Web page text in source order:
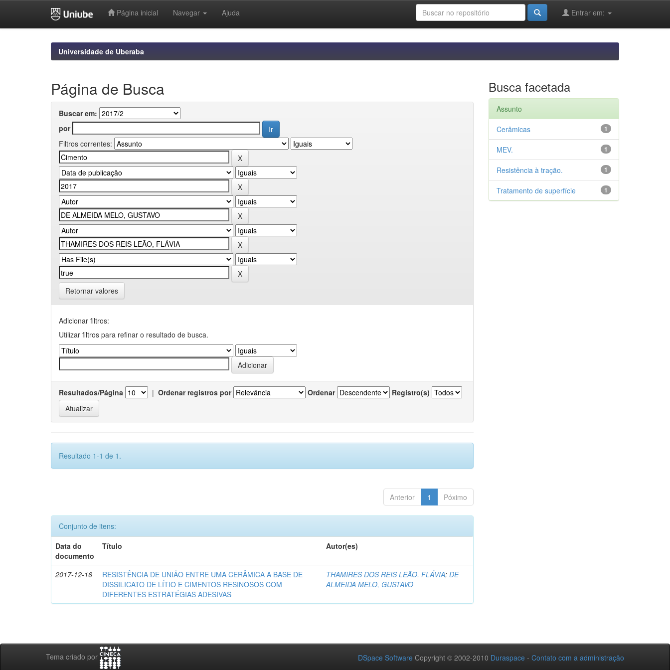
Página inicial Navegar Ajuda Entrar em:
Universidade de Uberaba
Página de Busca
Buscar em:
por
Filtros correntes:
Retornar valores
Adicionar filtros:
Utilizar filtros para refinar o resultado de busca.
Resultados/Página | Ordenar registros por Ordenar Registro(s)
Resultado 1-1 de 1.
Anterior 1 Póximo
Conjunto de itens:
Data do
documento
Título Autor(es)
2017-12-16
RESISTÊNCIA DE UNIÃO ENTRE UMA CERÂMICA A BASE DE
DISSILICATO DE LÍTIO E CIMENTOS RESINOSOS COM
DIFERENTES ESTRATÉGIAS ADESIVAS
THAMIRES DOS REIS LEÃO, FLÁVIA;DE
ALMEIDA MELO, GUSTAVO
Busca facetada
Assunto
1
Cerâmicas
1
MEV.
1
Resistência à tração.
1
Tratamento de superfície
Tema criado por DSpace Software Copyright © 2002-2010 Duraspace - Contato com a administração